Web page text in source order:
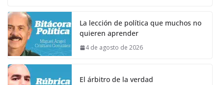
La lección de política que muchos no
quieren aprender
4 de agosto de 2026
El árbitro de la verdad